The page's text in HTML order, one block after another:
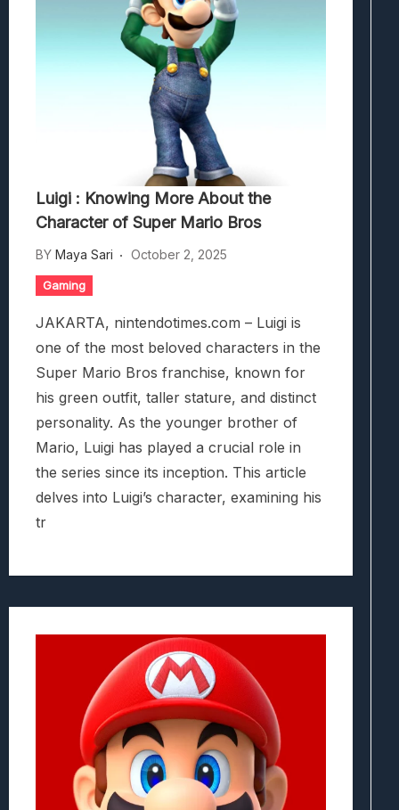
Luigi : Knowing More About the
Character of Super Mario Bros
BY Maya Sari October 2, 2025
Gaming
JAKARTA, nintendotimes.com – Luigi is
one of the most beloved characters in the
Super Mario Bros franchise, known for
his green outfit, taller stature, and distinct
personality. As the younger brother of
Mario, Luigi has played a crucial role in
the series since its inception. This article
delves into Luigi’s character, examining his
tr